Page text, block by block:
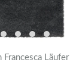
Francesca Läufer